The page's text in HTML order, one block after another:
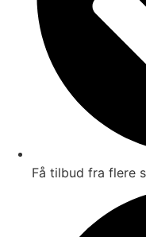
Få tilbud fra flere